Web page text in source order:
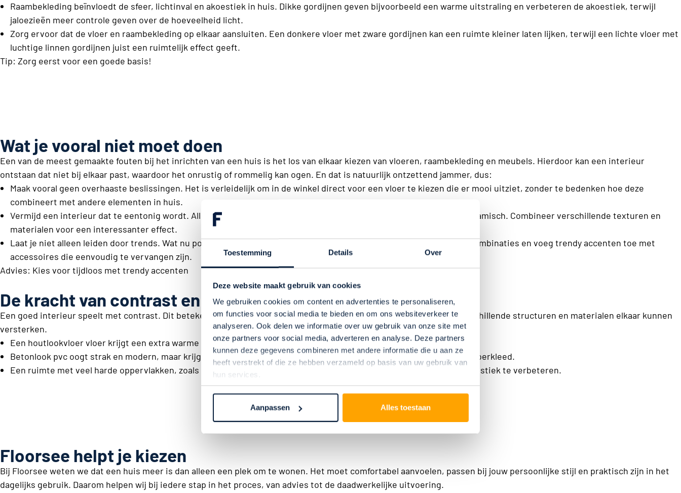
Toestemming Details Over
Deze website maakt gebruik van cookies
We gebruiken cookies om content en advertenties te personaliseren,
om functies voor social media te bieden en om ons websiteverkeer te
analyseren. Ook delen we informatie over uw gebruik van onze site met
onze partners voor social media, adverteren en analyse. Deze partners
kunnen deze gegevens combineren met andere informatie die u aan ze
heeft verstrekt of die ze hebben verzameld op basis van uw gebruik van
hun services.
Aanpassen Alles toestaan
Raambekleding beïnvloedt de sfeer, lichtinval en akoestiek in huis. Dikke gordijnen geven bijvoorbeeld een warme uitstraling en verbeteren de akoestiek, terwijl
jaloezieën meer controle geven over de hoeveelheid licht.
Zorg ervoor dat de vloer en raambekleding op elkaar aansluiten. Een donkere vloer met zware gordijnen kan een ruimte kleiner laten lijken, terwijl een lichte vloer met
luchtige linnen gordijnen juist een ruimtelijk effect geeft.
Tip: Zorg eerst voor een goede basis!
Wat je vooral niet moet doen
Een van de meest gemaakte fouten bij het inrichten van een huis is het los van elkaar kiezen van vloeren, raambekleding en meubels. Hierdoor kan een interieur
ontstaan dat niet bij elkaar past, waardoor het onrustig of rommelig kan ogen. En dat is natuurlijk ontzettend jammer, dus:
Maak vooral geen overhaaste beslissingen. Het is verleidelijk om in de winkel direct voor een vloer te kiezen die er mooi uitziet, zonder te bedenken hoe deze
combineert met andere elementen in huis.
Vermijd een interieur dat te eentonig wordt. Alles in dezelfde kleur of materiaal maakt een ruimte vlak en weinig dynamisch. Combineer verschillende texturen en
materialen voor een interessanter effect.
Laat je niet alleen leiden door trends. Wat nu populair is, kan over een paar jaar verouderd ogen. Kies voor tijdloze combinaties en voeg trendy accenten toe met
accessoires die eenvoudig te vervangen zijn.
Advies: Kies voor tijdloos met trendy accenten
De kracht van contrast en textuur
Een goed interieur speelt met contrast. Dit betekent niet dat je extreme kleuren moet combineren, maar wel dat verschillende structuren en materialen elkaar kunnen
versterken.
Een houtlookvloer vloer krijgt een extra warme uitstraling in combinatie met zachte stoffen zoals velours gordijnen.
Betonlook pvc oogt strak en modern, maar krijgt meer karakter in combinatie met houten jaloezieën of een wollen vloerkleed.
Een ruimte met veel harde oppervlakken, zoals tegels en glas, kan baat hebben bij stoffen raambekleding om de akoestiek te verbeteren.
Floorsee helpt je kiezen
Bij Floorsee weten we dat een huis meer is dan alleen een plek om te wonen. Het moet comfortabel aanvoelen, passen bij jouw persoonlijke stijl en praktisch zijn in het
dagelijks gebruik. Daarom helpen wij bij iedere stap in het proces, van advies tot de daadwerkelijke uitvoering.